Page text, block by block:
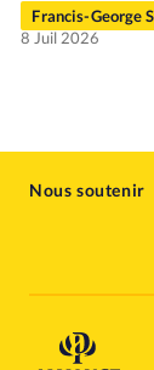
Francis-George
8 Juil 2026
Nous soutenir